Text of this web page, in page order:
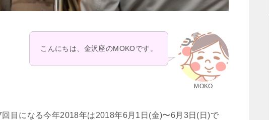
MOKO
こんにちは、金沢座のMOKOです。
目になる今年2018年は2018年6月1日(金)〜6月3日(日)で